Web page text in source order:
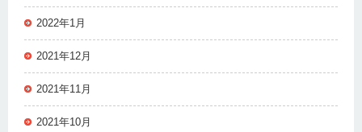
2022年1月
2021年12月
2021年11月
2021年10月